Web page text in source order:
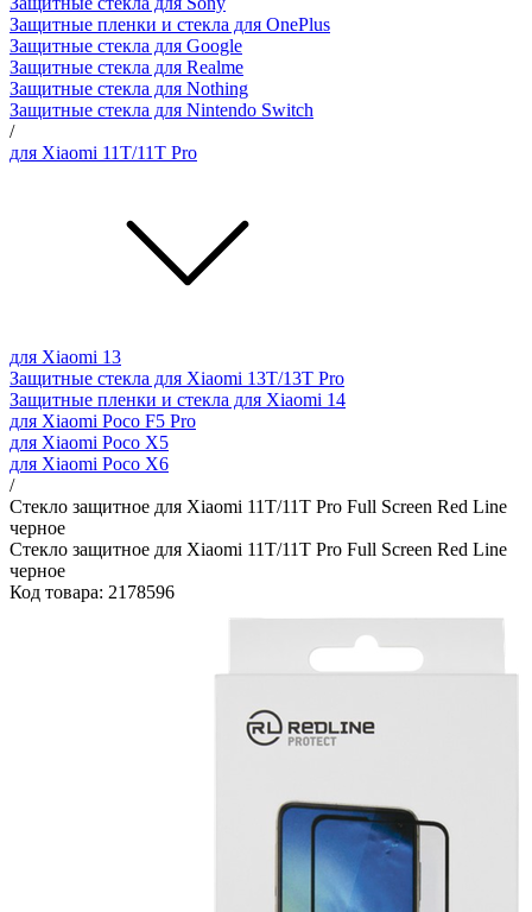
Защитные пленки и стекла для OnePlus
Защитные стекла для Google
Защитные стекла для Realme
Защитные стекла для Nothing
Защитные стекла для Nintendo Switch
/
для Xiaomi 11T/11T Pro
для Xiaomi 13
Защитные стекла для Xiaomi 13T/13T Pro
Защитные пленки и стекла для Xiaomi 14
для Xiaomi Poco F5 Pro
для Xiaomi Poco X5
для Xiaomi Poco X6
/
Стекло защитное для Xiaomi 11T/11T Pro Full Screen Red Line
черное
Стекло защитное для Xiaomi 11T/11T Pro Full Screen Red Line
черное
Код товара: 2178596